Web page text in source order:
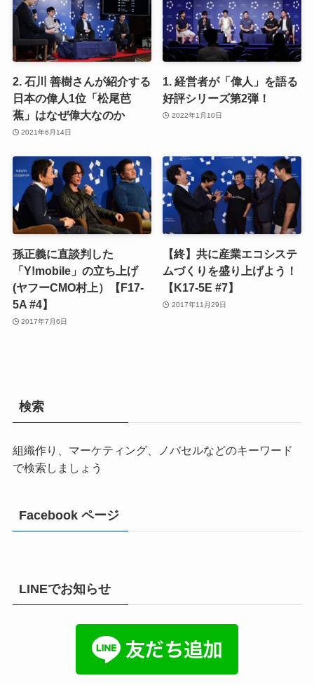
2. 石川 善樹さんが紹介する
日本の偉人1位「松尾芭
蕉」はなぜ偉大なのか
2021年6月14日
1. 経営者が「偉人」を語る
好評シリーズ第2弾！
2022年1月10日
孫正義に直談判した
「Y!mobile」の立ち上げ
(ヤフーCMO村上）【F17-
5A #4】
2017年7月6日
【終】共に産業エコシステ
ムづくりを盛り上げよう！
【K17-5E #7】
2017年11月29日
検索
組織作り、マーケティング、ノバセルなどのキーワード
で検索しましょう
Facebook ページ
LINEでお知らせ